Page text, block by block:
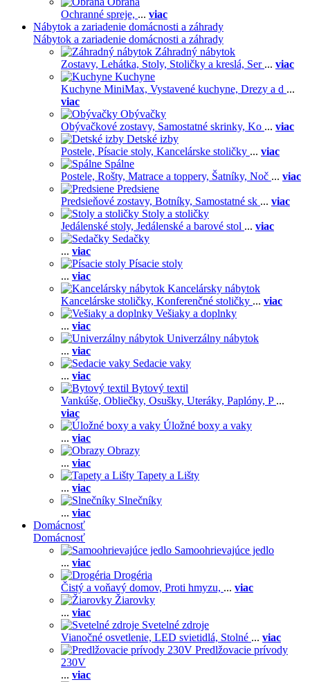
Ochranné spreje, ... viac
Nábytok a zariadenie domácnosti a záhrady
Nábytok a zariadenie domácnosti a záhrady
Záhradný nábytok
Zostavy, Lehátka, Stoly, Stoličky a kreslá, Ser ... viac
Kuchyne
Kuchyne MiniMax, Vystavené kuchyne, Drezy a d ...
viac
Obývačky
Obývačkové zostavy, Samostatné skrinky, Ko ... viac
Detské izby
Postele, Písacie stoly, Kancelárske stoličky ... viac
Spálne
Postele, Rošty, Matrace a toppery, Šatníky, Noč ... viac
Predsiene
Predsieňové zostavy, Botníky, Samostatné sk ... viac
Stoly a stoličky
Jedálenské stoly, Jedálenské a barové stol ... viac
Sedačky
... viac
Písacie stoly
... viac
Kancelársky nábytok
Kancelárske stoličky, Konferenčné stoličky ... viac
Vešiaky a doplnky
... viac
Univerzálny nábytok
... viac
Sedacie vaky
... viac
Bytový textil
Vankúše, Obliečky, Osušky, Uteráky, Paplóny, P ...
viac
Úložné boxy a vaky
... viac
Obrazy
... viac
Tapety a Lišty
... viac
Slnečníky
... viac
Domácnosť
Domácnosť
Samoohrievajúce jedlo
... viac
Drogéria
Čistý a voňavý domov, Proti hmyzu, ... viac
Žiarovky
... viac
Svetelné zdroje
Vianočné osvetlenie, LED svietidlá, Stolné ... viac
Predlžovacie prívody
230V
... viac